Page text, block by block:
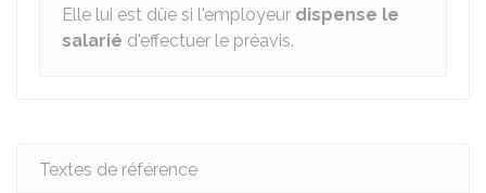
Elle lui est dûe si l'employeur dispense le
salarié d'effectuer le préavis.
Textes de référence